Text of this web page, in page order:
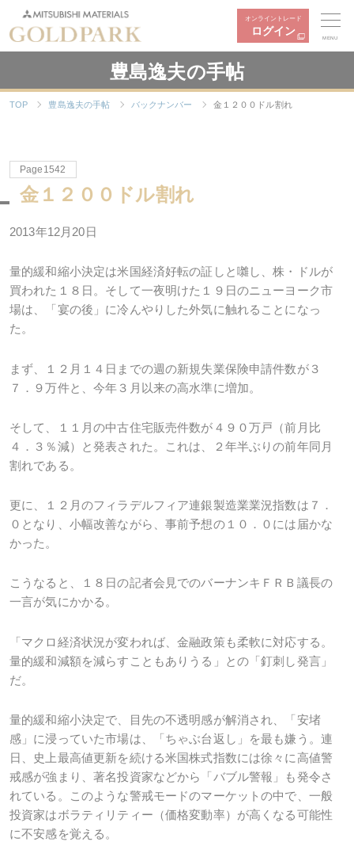
オンライントレード
ログイン
MENU
豊島逸夫の手帖
TOP 豊島逸夫の手帖 バックナンバー 金１２００ドル割れ
Page1542
金１２００ドル割れ
2013年12月20日
量的緩和縮小決定は米国経済好転の証しと囃し、株・ドルが
買われた１８日。そして一夜明けた１９日のニューヨーク市
場は、「宴の後」に冷んやりした外気に触れることになっ
た。
まず、１２月１４日までの週の新規失業保険申請件数が３
７．９万件と、今年３月以来の高水準に増加。
そして、１１月の中古住宅販売件数が４９０万戸（前月比
４．３％減）と発表された。これは、２年半ぶりの前年同月
割れである。
更に、１２月のフィラデルフィア連銀製造業業況指数は７．
０となり、小幅改善ながら、事前予想の１０．０には届かな
かった。
こうなると、１８日の記者会見でのバーナンキＦＲＢ議長の
一言が気にかかる。
「マクロ経済状況が変われば、金融政策も柔軟に対応する。
量的緩和減額を減らすこともありうる」との「釘刺し発言」
だ。
量的緩和縮小決定で、目先の不透明感が解消され、「安堵
感」に浸っていた市場は、「ちゃぶ台返し」を最も嫌う。連
日、史上最高値更新を続ける米国株式指数には徐々に高値警
戒感が強まり、著名投資家などから「バブル警報」も発令さ
れている。このような警戒モードのマーケットの中で、一般
投資家はボラティリティー（価格変動率）が高くなる可能性
に不安感を覚える。